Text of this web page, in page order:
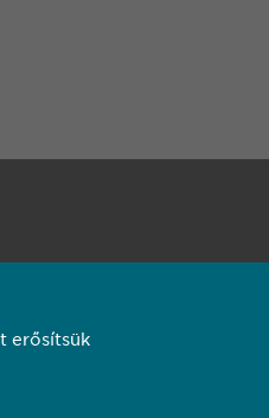
erősítsük